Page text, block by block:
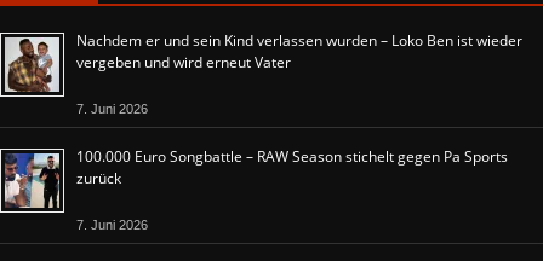
Nachdem er und sein Kind verlassen wurden – Loko Ben ist wieder
vergeben und wird erneut Vater
7. Juni 2026
100.000 Euro Songbattle – RAW Season stichelt gegen Pa Sports
zurück
7. Juni 2026